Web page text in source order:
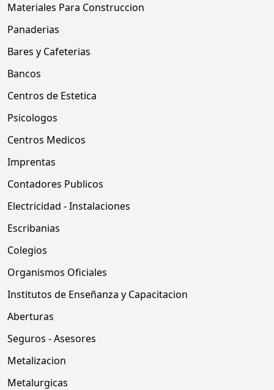
Materiales Para Construccion
Panaderias
Bares y Cafeterias
Bancos
Centros de Estetica
Psicologos
Centros Medicos
Imprentas
Contadores Publicos
Electricidad - Instalaciones
Escribanias
Colegios
Organismos Oficiales
Institutos de Enseñanza y Capacitacion
Aberturas
Seguros - Asesores
Metalizacion
Metalurgicas